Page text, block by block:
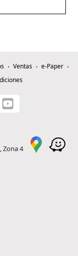
Ventas
e-Paper
Zona 4